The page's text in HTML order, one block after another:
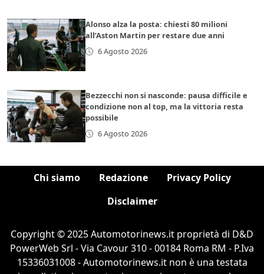
Alonso alza la posta: chiesti 80 milioni
all’Aston Martin per restare due anni
6 Agosto 2026
Bezzecchi non si nasconde: pausa difficile e
condizione non al top, ma la vittoria resta
possibile
6 Agosto 2026
Chi siamo Redazione
Privacy Policy
Disclaimer
Copyright © 2025 Automotorinews.it proprietà di D&D
PowerWeb Srl - Via Cavour 310 - 00184 Roma RM - P.Iva
15336031008 - Automotorinews.it non è una testata